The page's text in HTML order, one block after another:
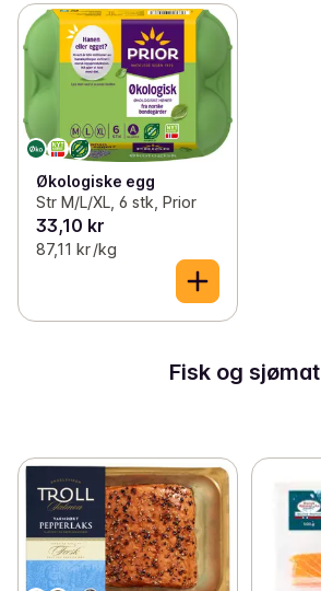
Økologiske egg
Str M/L/XL, 6 stk, Prior
33,10 kr
87,11 kr /kg
Fisk og sjømat